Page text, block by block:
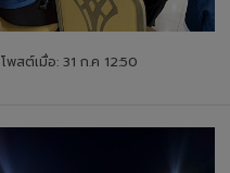
โพสต์เมื่อ: 31 ก.ค 12:50